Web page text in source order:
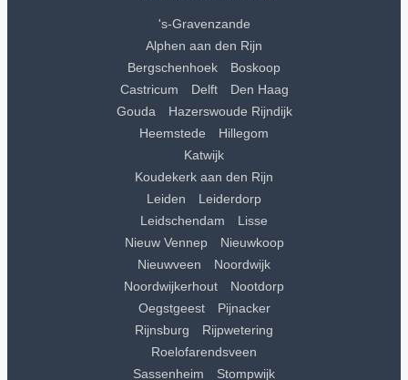
's-Gravenzande
Alphen aan den Rijn
Bergschenhoek
Boskoop
Castricum
Delft
Den Haag
Gouda
Hazerswoude Rijndijk
Heemstede
Hillegom
Katwijk
Koudekerk aan den Rijn
Leiden
Leiderdorp
Leidschendam
Lisse
Nieuw Vennep
Nieuwkoop
Nieuwveen
Noordwijk
Noordwijkerhout
Nootdorp
Oegstgeest
Pijnacker
Rijnsburg
Rijpwetering
Roelofarendsveen
Sassenheim
Stompwijk